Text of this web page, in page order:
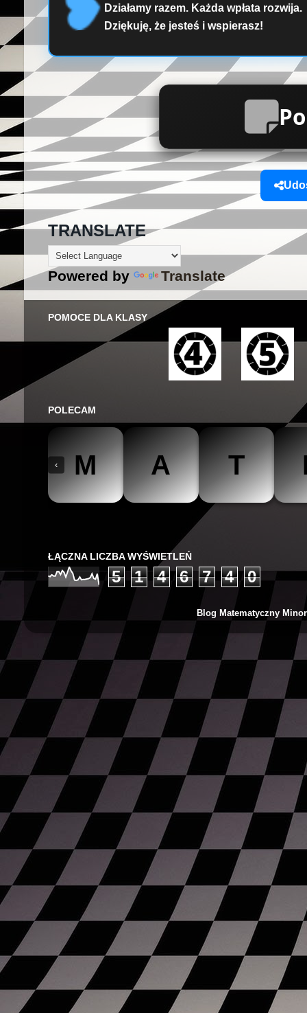
Działamy razem. Każda wpłata rozwija.
Dziękuję, że jesteś i wspierasz!
TRANSLATE
Powered by Translate
POMOCE DLA KLASY
POLECAM
‹ M A T
ŁĄCZNA LICZBA WYŚWIETLEŃ
5 1 4 6 7 4 0
Blog Matematyczny